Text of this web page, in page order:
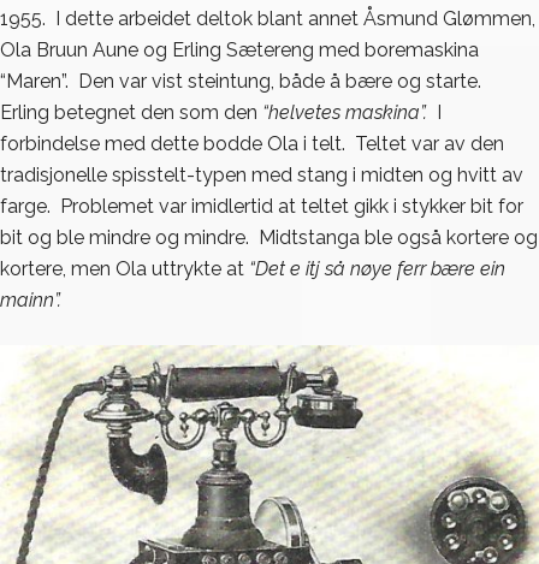
1955. I dette arbeidet deltok blant annet Åsmund Glømmen,
Ola Bruun Aune og Erling Sætereng med boremaskina
“Maren”. Den var vist steintung, både å bære og starte.
Erling betegnet den som den “helvetes maskina”. I
forbindelse med dette bodde Ola i telt. Teltet var av den
tradisjonelle spisstelt-typen med stang i midten og hvitt av
farge. Problemet var imidlertid at teltet gikk i stykker bit for
bit og ble mindre og mindre. Midtstanga ble også kortere og
kortere, men Ola uttrykte at “Det e itj så nøye ferr bære ein
mainn”.